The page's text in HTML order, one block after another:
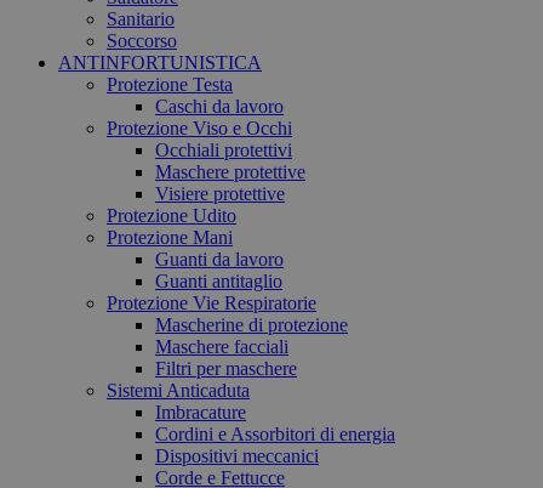
Sanitario
Soccorso
ANTINFORTUNISTICA
Protezione Testa
Caschi da lavoro
Protezione Viso e Occhi
Occhiali protettivi
Maschere protettive
Visiere protettive
Protezione Udito
Protezione Mani
Guanti da lavoro
Guanti antitaglio
Protezione Vie Respiratorie
Mascherine di protezione
Maschere facciali
Filtri per maschere
Sistemi Anticaduta
Imbracature
Cordini e Assorbitori di energia
Dispositivi meccanici
Corde e Fettucce